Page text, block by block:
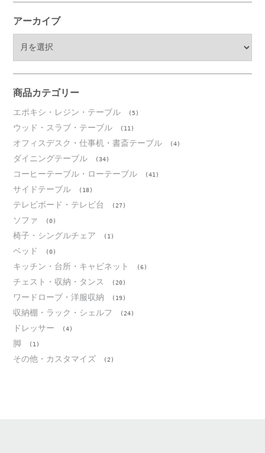
アーカイブ
ブ
商品カテゴリー
エポキシ・レジン・テーブル (5)
ウッド・スラブ・テーブル (11)
オフィスデスク・仕事机・書斎テーブル (4)
ダイニングテーブル (34)
コーヒーテーブル・ローテーブル (41)
サイドテーブル (18)
テレビボード・テレビ台 (27)
ソファ (0)
椅子・シングルチェア (1)
ベッド (0)
キッチン・台所・キャビネット (6)
チェスト・収納・タンス (20)
ワードローブ・洋服収納 (19)
収納棚・ラック・シェルフ (24)
ドレッサー (4)
脚 (1)
その他・カスタマイズ (2)